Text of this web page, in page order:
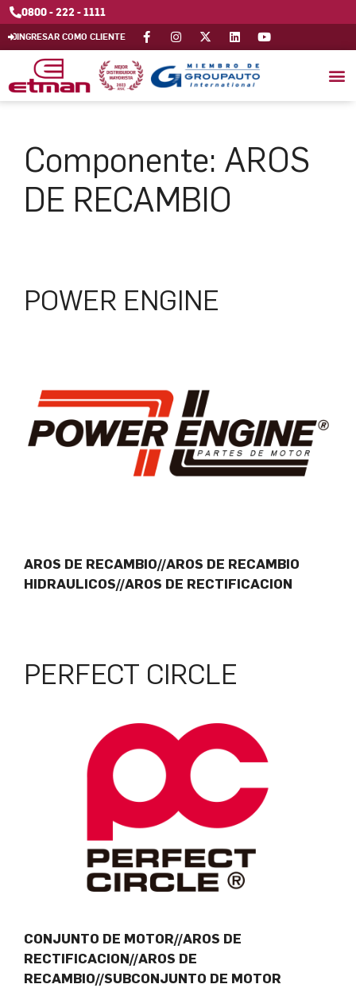
0800 - 222 - 1111
INGRESAR COMO CLIENTE
Componente: AROS
DE RECAMBIO
POWER ENGINE
AROS DE RECAMBIO//AROS DE RECAMBIO
HIDRAULICOS//AROS DE RECTIFICACION
PERFECT CIRCLE
CONJUNTO DE MOTOR//AROS DE
RECTIFICACION//AROS DE
RECAMBIO//SUBCONJUNTO DE MOTOR